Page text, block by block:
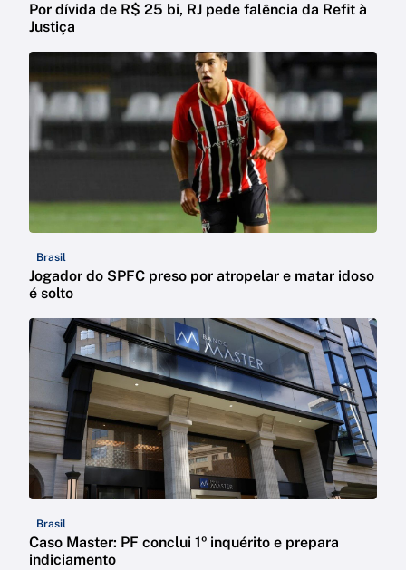
Por dívida de R$ 25 bi, RJ pede falência da Refit à
Justiça
Brasil
Jogador do SPFC preso por atropelar e matar idoso
é solto
Brasil
Caso Master: PF conclui 1º inquérito e prepara
indiciamento